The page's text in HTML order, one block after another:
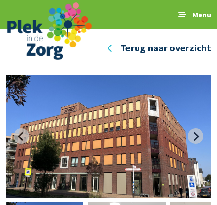
Menu
Terug naar overzicht